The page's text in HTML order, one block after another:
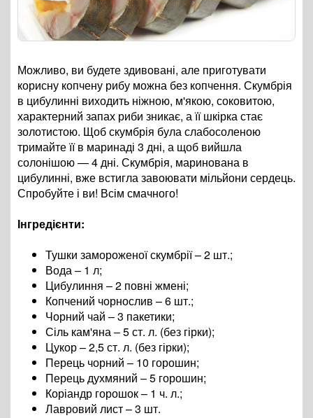
Можливо, ви будете здивовані, але приготувати
корисну копчену рибу можна без копчення. Скумбрія
в цибулинні виходить ніжною, м'якою, соковитою,
характерний запах риби зникає, а її шкірка стає
золотистою. Щоб скумбрія була слабосоленою
тримайте її в маринаді 3 дні, а щоб вийшла
солонішою — 4 дні. Скумбрія, маринована в
цибулинні, вже встигла завоювати мільйони сердець.
Спробуйте і ви! Всім смачного!
Інгредієнти:
Тушки замороженої скумбрії – 2 шт.;
Вода – 1 л;
Цибулиння – 2 повні жмені;
Копчений чорнослив – 6 шт.;
Чорний чай – 3 пакетики;
Сіль кам'яна – 5 ст. л. (без гірки);
Цукор – 2,5 ст. л. (без гірки);
Перець чорний – 10 горошин;
Перець духмяний – 5 горошин;
Коріандр горошок – 1 ч. л.;
Лавровий лист – 3 шт.